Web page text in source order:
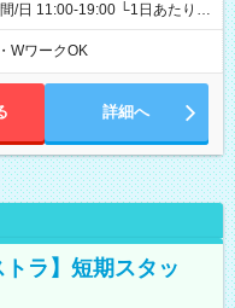
/日 11:00-19:00 └1日あたりの
内であれば、いつでも勤務可
な曜日でご勤務いただけま
き方が可能なお仕事です！
WワークOK
詳細へ
ラ】短期スタッ